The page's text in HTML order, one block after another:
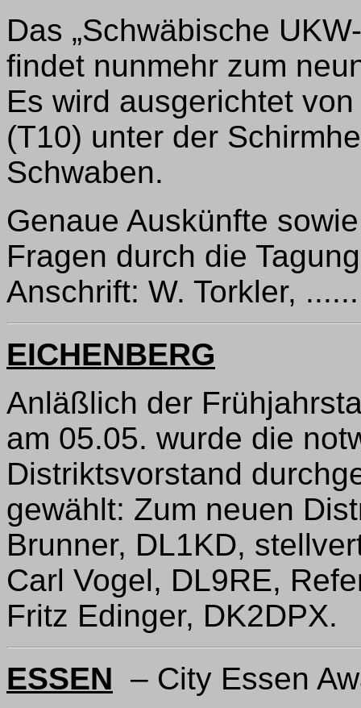
Das „Schwäbische
findet nunmehr zum
Es wird ausgerichtet
(T10) unter der
Schwaben.
Genaue Auskünfte
Fragen durch die
Anschrift: W. Torkler, ......
EICHENBERG
Anläßlich der
am 05.05. wurde die
Distriktsvorstand
gewählt: Zum neuen
Brunner, DL1KD,
Carl Vogel, DL9RE,
Fritz Edinger, DK2DPX.
ESSEN – City Essen